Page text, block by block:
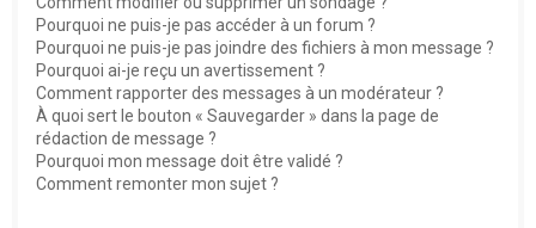
Pourquoi ne puis-je pas accéder à un forum ?
Pourquoi ne puis-je pas joindre des fichiers à mon message ?
Pourquoi ai-je reçu un avertissement ?
Comment rapporter des messages à un modérateur ?
À quoi sert le bouton « Sauvegarder » dans la page de
rédaction de message ?
Pourquoi mon message doit être validé ?
Comment remonter mon sujet ?